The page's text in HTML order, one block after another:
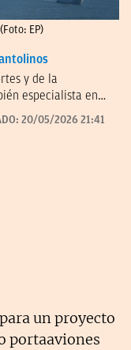
EP)
y de la
especialista en
20/05/2026 21:41
un proyecto
portaaviones